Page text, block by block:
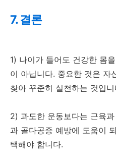
7. 결론
1) 나이가 들어도 건강한 몸
이 아닙니다. 중요한 것은 자
찾아 꾸준히 실천하는 것입니
2) 과도한 운동보다는 근육
과 골다공증 예방에 도움이
택해야 합니다.